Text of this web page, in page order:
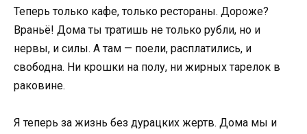
Теперь только кафе, только рестораны. Дороже?
Враньё! Дома ты тратишь не только рубли, но и
нервы, и силы. А там — поели, расплатились, и
свободна. Ни крошки на полу, ни жирных тарелок в
раковине.
Я теперь за жизнь без дурацких жертв. Дома мы и